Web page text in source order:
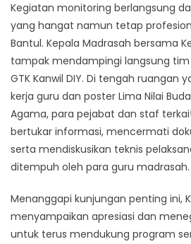
Kegiatan monitoring berlangsung
yang hangat namun tetap
Bantul. Kepala Madrasah bersama
tampak mendampingi langsung
GTK Kanwil DIY. Di tengah ruangan
kerja guru dan poster Lima Nilai
Agama, para pejabat dan staf
bertukar informasi, mencermati
serta mendiskusikan teknis
ditempuh oleh para guru madrasah.​
Menanggapi kunjungan penting ini,
menyampaikan apresiasi dan
untuk terus mendukung program